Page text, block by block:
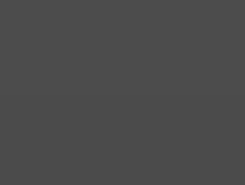
Sternen aus 86